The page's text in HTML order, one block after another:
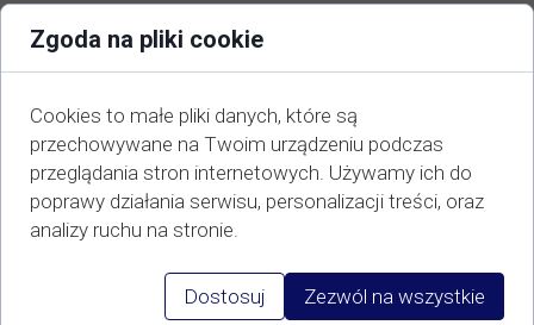
4.
Jakie są obowiązki podatkowe
związane z zarabianiem na grach?
Dochody z gier należy uwzględnić w
zeznaniu podatkowym PIT.
W niektórych przypadkach konieczne
jest zarejestrowanie działalności
gospodarczej.
Dla dochodów zagranicznych (np. z
Twitcha) należy zastosować zasady
dotyczące opodatkowania dochodów
Zgoda na pliki cookie
Cookies to małe pliki danych, które są
przechowywane na Twoim urządzeniu podczas
przeglądania stron internetowych. Używamy ich do
poprawy działania serwisu, personalizacji treści, oraz
analizy ruchu na stronie.
Dostosuj Zezwól na wszystkie